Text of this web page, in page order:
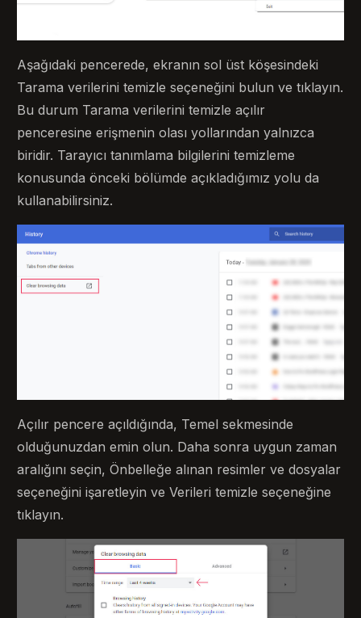
Aşağıdaki pencerede, ekranın sol üst köşesindeki
Tarama verilerini temizle seçeneğini bulun ve tıklayın.
Bu durum Tarama verilerini temizle açılır
penceresine erişmenin olası yollarından yalnızca
biridir. Tarayıcı tanımlama bilgilerini temizleme
konusunda önceki bölümde açıkladığımız yolu da
kullanabilirsiniz.
Açılır pencere açıldığında, Temel sekmesinde
olduğunuzdan emin olun. Daha sonra uygun zaman
aralığını seçin, Önbelleğe alınan resimler ve dosyalar
seçeneğini işaretleyin ve Verileri temizle seçeneğine
tıklayın.